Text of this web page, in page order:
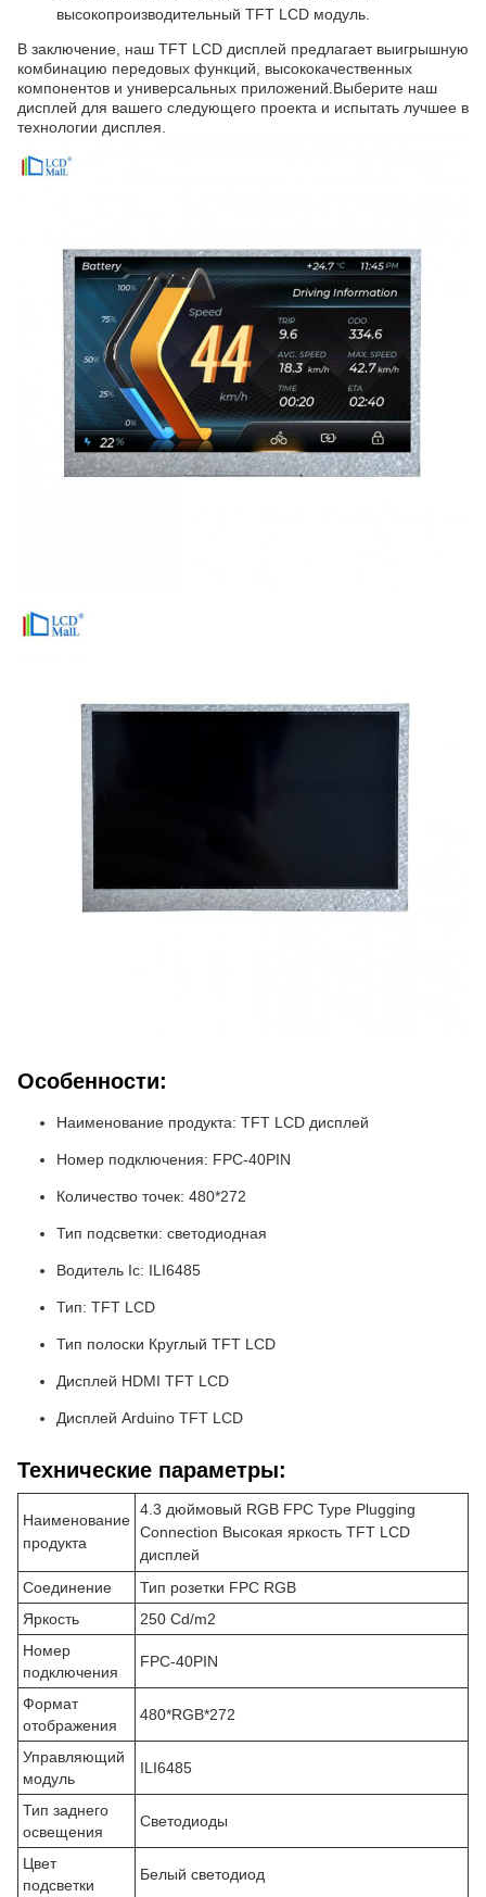
высокопроизводительный TFT LCD модуль.
В заключение, наш TFT LCD дисплей предлагает выигрышную
комбинацию передовых функций, высококачественных
компонентов и универсальных приложений.Выберите наш
дисплей для вашего следующего проекта и испытать лучшее в
технологии дисплея.
Особенности:
Наименование продукта: TFT LCD дисплей
Номер подключения: FPC-40PIN
Количество точек: 480*272
Тип подсветки: светодиодная
Водитель Ic: ILI6485
Тип: TFT LCD
Тип полоски Круглый TFT LCD
Дисплей HDMI TFT LCD
Дисплей Arduino TFT LCD
Технические параметры:
Наименование
продукта
4.3 дюймовый RGB FPC Type Plugging
Connection Высокая яркость TFT LCD
дисплей
Соединение
Тип розетки FPC RGB
Яркость
250 Cd/m2
Номер
подключения
FPC-40PIN
Формат
отображения
480*RGB*272
Управляющий
модуль
ILI6485
Тип заднего
освещения
Светодиоды
Цвет
подсветки
Белый светодиод